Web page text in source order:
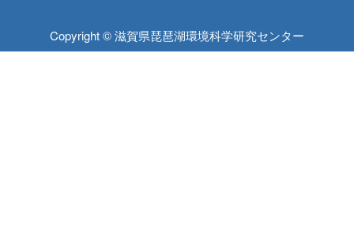
Copyright © 滋賀県琵琶湖環境科学研究センター